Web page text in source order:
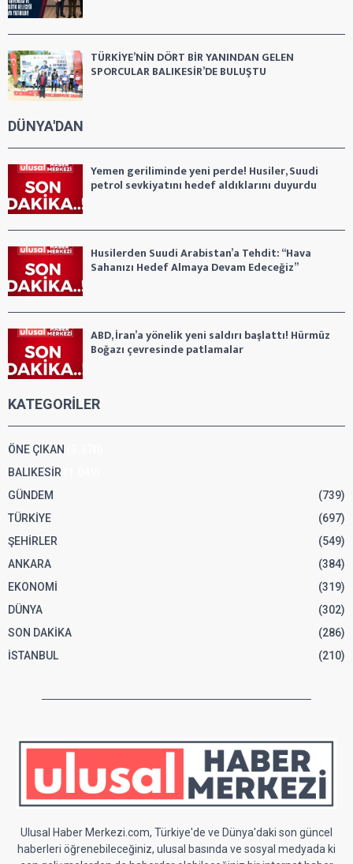
TÜRKİYE’NİN DÖRT BİR YANINDAN GELEN
SPORCULAR BALIKESİR’DE BULUŞTU
DÜNYA'DAN
Yemen geriliminde yeni perde! Husiler, Suudi
petrol sevkiyatını hedef aldıklarını duyurdu
Husilerden Suudi Arabistan’a Tehdit: “Hava
Sahanızı Hedef Almaya Devam Edeceğiz”
ABD, İran’a yönelik yeni saldırı başlattı! Hürmüz
Boğazı çevresinde patlamalar
KATEGORİLER
ÖNE ÇIKAN
BALIKESİR
GÜNDEM
(739)
TÜRKİYE
(697)
ŞEHİRLER
(549)
ANKARA
(384)
EKONOMİ
(319)
DÜNYA
(302)
SON DAKİKA
(286)
İSTANBUL
(210)
Ulusal Haber Merkezi.com, Türkiye'de ve Dünya'daki son güncel
haberleri öğrenebileceğiniz, ulusal basında ve sosyal medyada ki